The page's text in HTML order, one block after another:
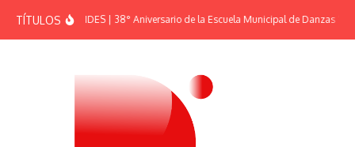
TÍTULOSEFEMÉRIDES | 38° Aniversario de la Escuela Municipal de Danzas “El